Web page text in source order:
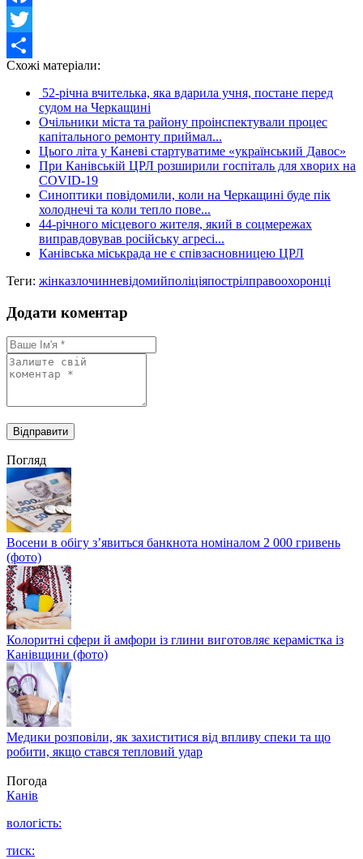
Facebook
Twitter
Share
Схожі матеріали:
52-річна вчителька, яка вдарила учня, постане перед
судом на Черкащині
Очільники міста та району проінспектували процес
капітального ремонту приймал...
Цього літа у Каневі стартуватиме «український Давос»
При Канівській ЦРЛ розширили госпіталь для хворих на
COVID-19
Синоптики повідомили, коли на Черкащині буде пік
холоднечі та коли тепло пове...
44-річного місцевого жителя, який в соцмережах
виправдовував російську агресі...
Канівська міськрада не є співзасновницею ЦРЛ
Теги: жінказлочинневідомийполіціяпострілправоохоронці
Додати коментар
Погляд
Восени в обігу з’явиться банкнота номіналом 2 000 гривень
(фото)
Колоритні сфери й амфори із глини виготовляє керамістка із
Канівщини (фото)
Медики розповіли, як захиститися від впливу спеки та що
робити, якщо стався тепловий удар
Погода
Канів
вологість:
тиск: